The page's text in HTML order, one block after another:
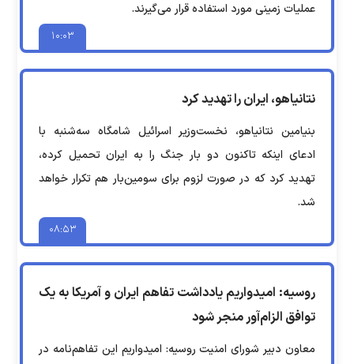
۱۰:۰۳
عملیات زمینی مورد استفاده قرار می‌گیرند.
نتانیاهو، ایران را تهدید کرد
۰۸:۵۳
بنیامین نتانیاهو، نخست‌وزیر اسرائیل شامگاه سه‌شنبه با
ادعای اینکه تاکنون دو بار جنگ را به ایران تحمیل کرده،
تهدید کرد که در صورت لزوم برای سومین‌بار هم تکرار خواهد
شد.
روسیه: امیدواریم یادداشت تفاهم ایران و آمریکا به یک
توافق الزام‌آور منجر شود
معاون دبیر شورای امنیت روسیه: امیدواریم این تفاهم‌نامه در